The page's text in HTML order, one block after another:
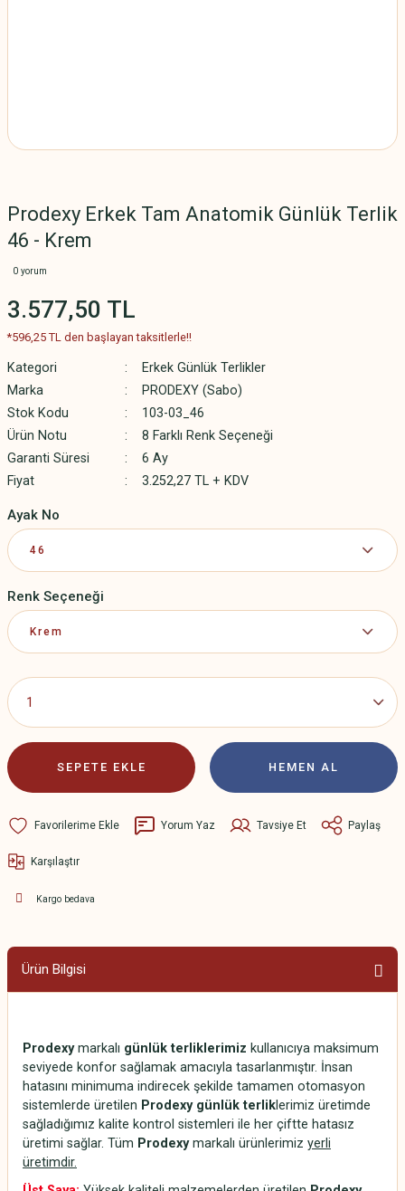
Prodexy Erkek Tam Anatomik Günlük Terlik
46 - Krem
0 yorum
3.577,50 TL
*596,25 TL den başlayan taksitlerle!!
Kategori
Erkek Günlük Terlikler
Marka
PRODEXY (Sabo)
Stok Kodu
103-03_46
Ürün Notu
8 Farklı Renk Seçeneği
Garanti Süresi
6 Ay
Fiyat
3.252,27 TL + KDV
Ayak No
Renk Seçeneği
SEPETE EKLE HEMEN AL
Yorum Yaz Tavsiye Et Paylaş
Karşılaştır
Kargo bedava
Ürün Bilgisi
Prodexymarkalı günlük terliklerimiz kullanıcıya maksimum
seviyede konfor sağlamak amacıyla tasarlanmıştır. İnsan
hatasını minimuma indirecek şekilde tamamen otomasyon
sistemlerde üretilen Prodexy günlük terliklerimiz üretimde
sağladığımız kalite kontrol sistemleri ile her çiftte hatasız
üretimi sağlar. Tüm Prodexymarkalı ürünlerimiz yerli
üretimdir.